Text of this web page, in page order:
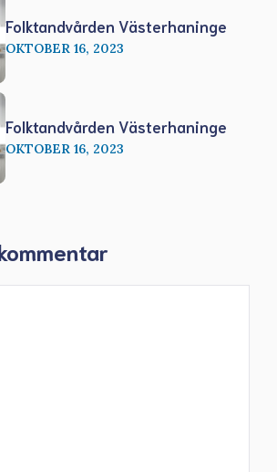
Folktandvården Västerhaninge
OKTOBER 16, 2023
Folktandvården Västerhaninge
OKTOBER 16, 2023